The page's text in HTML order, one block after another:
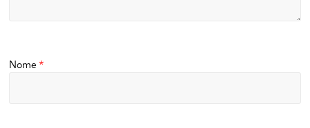
Nome*